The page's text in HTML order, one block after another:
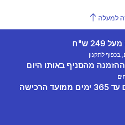
למעלה
ש"ח
בכפוף לתקנון
מהסניף באותו היום